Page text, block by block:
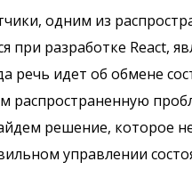
одним из
при разработке React,
речь идет об обмене
распространенную
решение, которое
управлении